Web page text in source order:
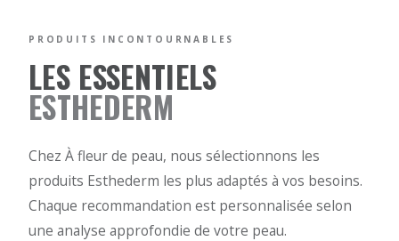
PRODUITS INCONTOURNABLES
LES ESSENTIELS
ESTHEDERM
Chez À fleur de peau, nous sélectionnons les
produits Esthederm les plus adaptés à vos besoins.
Chaque recommandation est personnalisée selon
une analyse approfondie de votre peau.